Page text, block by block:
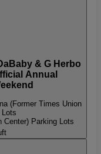
& G Herbo
Annual
(Former Times Union
Lots
Center) Parking Lots